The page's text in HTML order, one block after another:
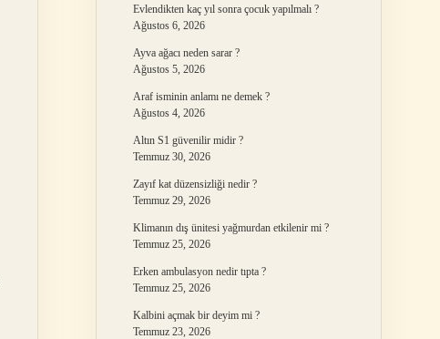
Evlendikten kaç yıl sonra çocuk yapılmalı ?
Ağustos 6, 2026
Ayva ağacı neden sarar ?
Ağustos 5, 2026
Araf isminin anlamı ne demek ?
Ağustos 4, 2026
Altın S1 güvenilir midir ?
Temmuz 30, 2026
Zayıf kat düzensizliği nedir ?
Temmuz 29, 2026
Klimanın dış ünitesi yağmurdan etkilenir mi ?
Temmuz 25, 2026
Erken ambulasyon nedir tıpta ?
Temmuz 25, 2026
Kalbini açmak bir deyim mi ?
Temmuz 23, 2026